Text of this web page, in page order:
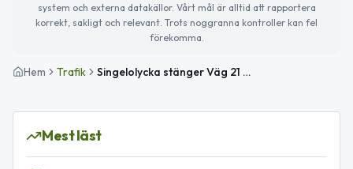
system och externa datakällor. Vårt mål är alltid att rapportera
korrekt, sakligt och relevant. Trots noggranna kontroller kan fel
förekomma.
Hem Trafik Singelolycka stänger Väg 21 mellan Läreda och Ignaberga
Mest läst